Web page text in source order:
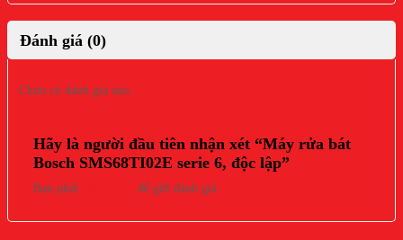
Đánh giá (0)
Chưa có đánh giá nào.
Hãy là người đầu tiên nhận xét “Máy rửa bát
Bosch SMS68TI02E serie 6, độc lập”
Bạn phải để gửi đánh giá.